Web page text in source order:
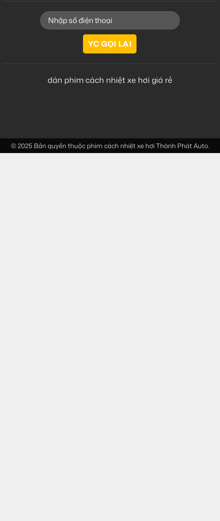
dán phim cách nhiệt xe hơi giá rẻ
© 2025 Bản quyền thuộc phim cách nhiệt xe hơi Thành Phát Auto.